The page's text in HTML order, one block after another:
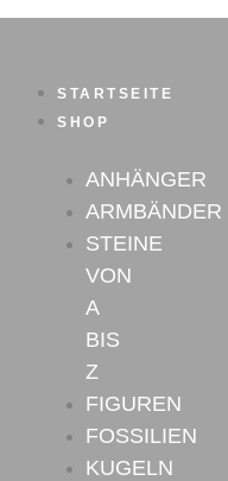
STARTSEITE
SHOP
ANHÄNGER
ARMBÄNDER
STEINE
VON
A
BIS
Z
FIGUREN
FOSSILIEN
KUGELN